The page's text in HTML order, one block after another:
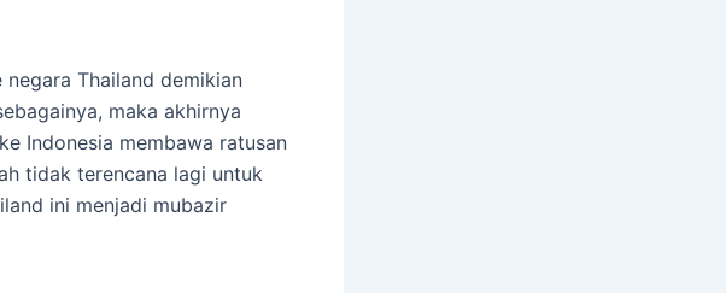
Thailand demikian
maka akhirnya
Indonesia membawa ratusan
tidak terencana lagi untuk
ini menjadi mubazir